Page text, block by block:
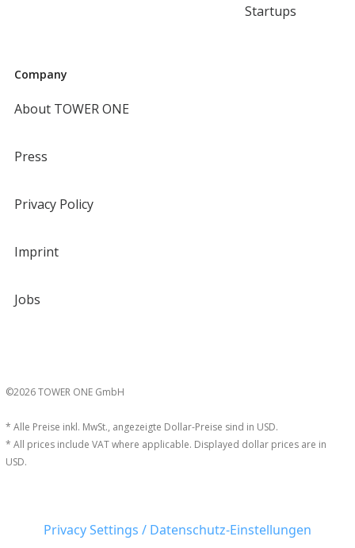
Startups
Company
About TOWER ONE
Press
Privacy Policy
Imprint
Jobs
©2026 TOWER ONE GmbH
* Alle Preise inkl. MwSt., angezeigte Dollar-Preise sind in USD.
* All prices include VAT where applicable. Displayed dollar prices are in
USD.
Privacy Settings / Datenschutz-Einstellungen